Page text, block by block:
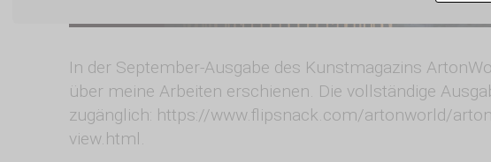
In der September-Ausgabe des Kunstmagazins
über meine Arbeiten erschienen. Die vollständige
zugänglich: https://www.flipsnack.com/artonworld/
view.html.